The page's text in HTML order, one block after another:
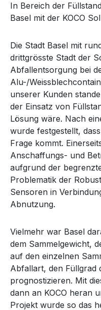
In Bereich der
Basel mit der KOCO
Die Stadt Basel mit
drittgrösste Stadt der
Abfallentsorgung bei
Alu-/
unserer Kunden
der Einsatz von
Lösung wäre. Nach
wurde festgestellt,
Frage kommt.
Anschaffungs- und
aufgrund der
Problematik der
Sensoren in
Abnutzung.
Vielmehr war Basel
dem Sammelgewicht,
auf den einzelnen
Abfallart, den Füllgrad
prognostizieren. Mit
dann an KOCO heran
Projekt wurde so das